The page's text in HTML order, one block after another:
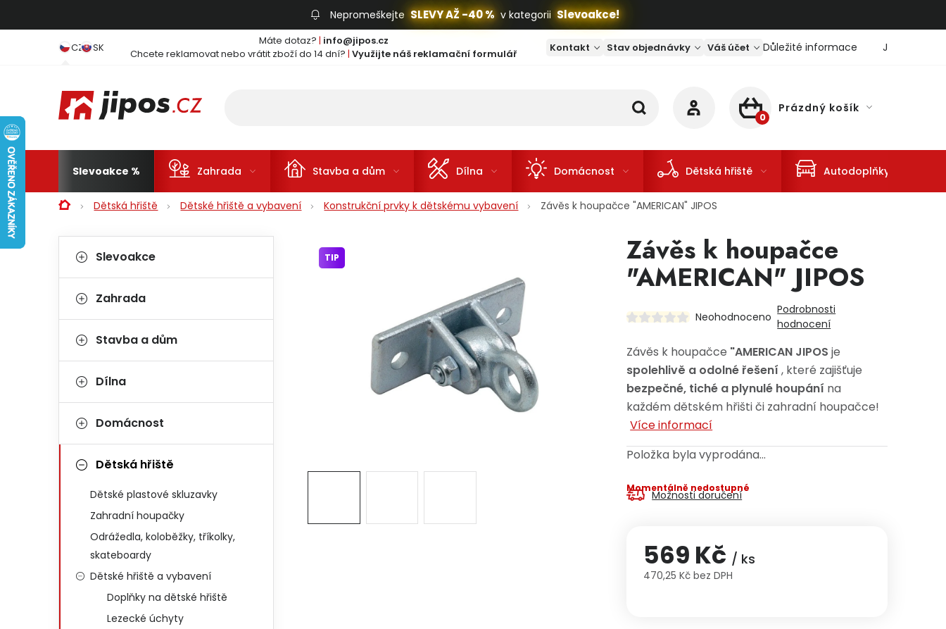
Nepromeškejte SLEVY AŽ -40 % v kategorii Slevoakce!
CZ SK Máte dotaz? | info@jipos.cz
Chcete reklamovat nebo vrátit zboží do 14 dní? | Využijte náš reklamační formulář Kontakt Stav objednávky Váš účet Důležité informace Jaký je
NÁKUPNÍ KOŠÍK
Prázdný košík
Slevoakce Zahrada Stavba a dům Dílna Domácnost Dětská hřiště Autodoplňky
DomůDětská hřiště Dětské hřiště a vybavení Konstrukční prvky k dětskému vybavení Závěs k houpačce "AMERICAN" JIPOS
Postranní panel
Kategorie
Slevoakce
Zahrada
Stavba a dům
Dílna
Domácnost
Dětská hřiště
Dětské plastové skluzavky
Zahradní houpačky
Odrážedla, koloběžky, tříkolky,
skateboardy
Dětské hřiště a vybavení
Doplňky na dětské hřiště
Lezecké úchyty
Závěs k houpačce
"AMERICAN" JIPOS
Neohodnoceno
Podrobnosti
hodnocení
Závěs k houpačce "AMERICAN JIPOS je
spolehlivě a odolné řešení , které zajišťuje
bezpečné, tiché a plynulé houpání na
každém dětském hřišti či zahradní houpačce!
Více informací
Položka byla vyprodána…
Momentálně nedostupné
Možnosti doručení
569 Kč / ks
470,25 Kč bez DPH
TIP